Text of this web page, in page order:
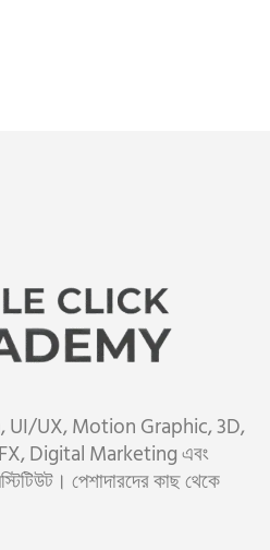
UI/UX, Motion Graphic, 3D,
Digital Marketing এবং
পেশাদারদের কাছ থেকে